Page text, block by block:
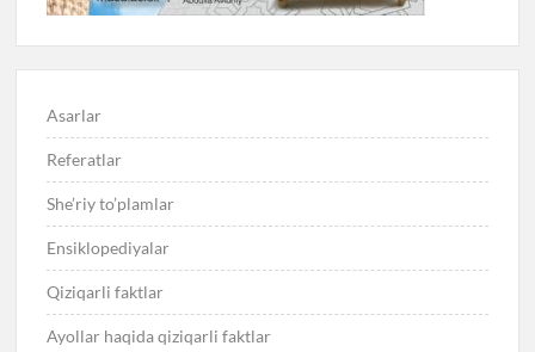
Asarlar
Referatlar
She’riy to’plamlar
Ensiklopediyalar
Qiziqarli faktlar
Ayollar haqida qiziqarli faktlar